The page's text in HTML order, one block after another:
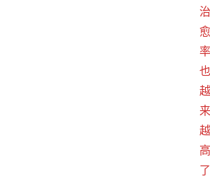
治
愈
率
也
越
来
越
高
了